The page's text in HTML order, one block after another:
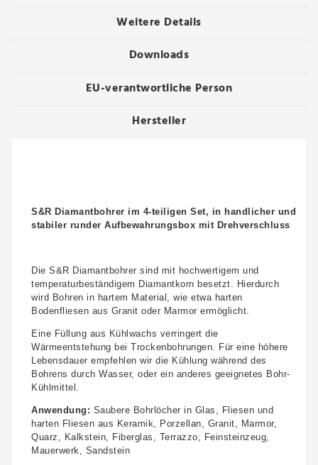
Weitere Details
Downloads
EU-verantwortliche Person
Hersteller
S&R Diamantbohrer im 4-teiligen Set, in handlicher und
stabiler runder Aufbewahrungsbox mit Drehverschluss
Die S&R Diamantbohrer sind mit hochwertigem und
temperaturbeständigem Diamantkorn besetzt. Hierdurch
wird Bohren in hartem Material, wie etwa harten
Bodenfliesen aus Granit oder Marmor ermöglicht.
Eine Füllung aus Kühlwachs verringert die
Wärmeentstehung bei Trockenbohrungen. Für eine höhere
Lebensdauer empfehlen wir die Kühlung während des
Bohrens durch Wasser, oder ein anderes geeignetes Bohr-
Kühlmittel.
Anwendung: Saubere Bohrlöcher in Glas, Fliesen und
harten Fliesen aus Keramik, Porzellan, Granit, Marmor,
Quarz, Kalkstein, Fiberglas, Terrazzo, Feinsteinzeug,
Mauerwerk, Sandstein